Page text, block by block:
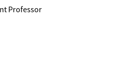
Professor